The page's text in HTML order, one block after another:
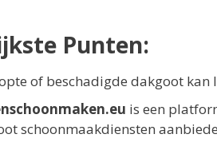
Punten:
of beschadigde dakgoot
is een
schoonmaakdiensten